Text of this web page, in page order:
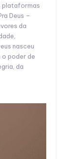
plataformas
Deus –
da
nasceu
o poder de
da